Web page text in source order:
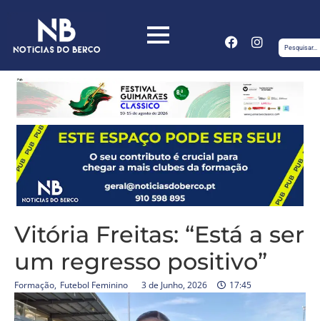
Vitória Freitas: “Está a ser
um regresso positivo”
Formação, Futebol Feminino 3 de Junho, 2026 17:45